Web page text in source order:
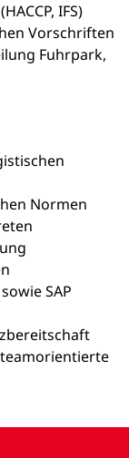
IFS)
Vorschriften
Fuhrpark,
Normen
SAP